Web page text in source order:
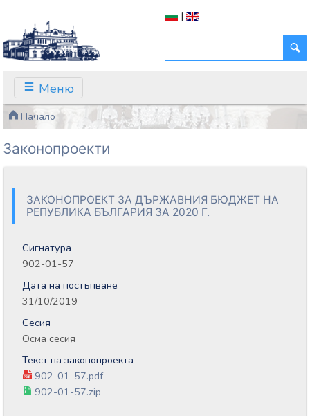
|
Меню
Начало
Законопроекти
ЗАКОНОПРОЕКТ ЗА ДЪРЖАВНИЯ БЮДЖЕТ НА
РЕПУБЛИКА БЪЛГАРИЯ ЗА 2020 Г.
Сигнатура
902-01-57
Дата на постъпване
31/10/2019
Сесия
Осма сесия
Текст на законопроекта
902-01-57.pdf
902-01-57.zip